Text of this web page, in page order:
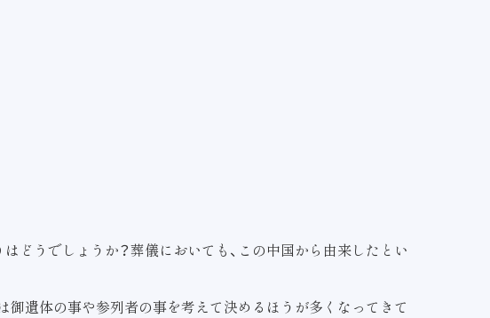
どうでしょうか？葬儀においても、この中国から由来したとい
御遺体の事や参列者の事を考えて決めるほうが多くなってきて